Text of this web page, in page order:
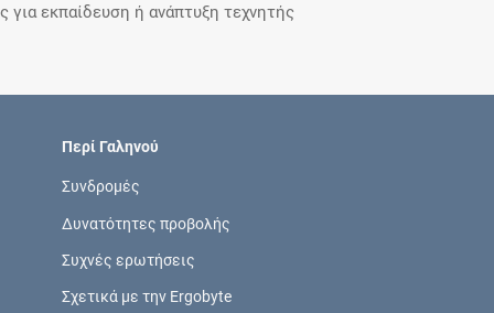
εκπαίδευση ή ανάπτυξη τεχνητής
Περί Γαληνού
Συνδρομές
Δυνατότητες προβολής
Συχνές ερωτήσεις
Σχετικά με την Ergobyte